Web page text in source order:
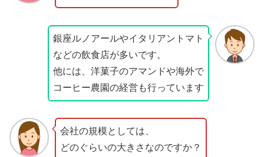
銀座ルノアールやイタリアントマト
などの飲食店が多いです。
他には、洋菓子のアマンドや海外で
コーヒー農園の経営も行っています
会社の規模としては、
どのぐらいの大きさなのですか？